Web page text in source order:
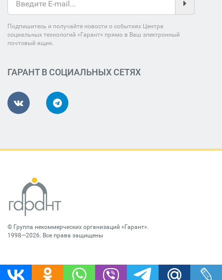
Подпишитесь и получайте новости о событиях Центра
социальных технологий «Гарант» прямо в Ваш электронный
почтовый ящик.
ГАРАНТ В СОЦИАЛЬНЫХ СЕТЯХ
© Группа некоммерческих организаций «Гарант».
1998—2026. Все права защищены